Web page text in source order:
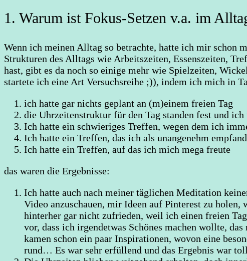
1. Warum ist Fokus-Setzen v.a. im
Wenn ich meinen Alltag so betrachte, hatte ich mir schon
Strukturen des Alltags wie Arbeitszeiten, Essenszeiten,
hast, gibt es da noch so einige mehr wie Spielzeiten,
startete ich eine Art Versuchsreihe ;)), indem ich mich in
ich hatte gar nichts geplant an (m)einem freien Tag
die Uhrzeitenstruktur für den Tag standen fest und
Ich hatte ein schwieriges Treffen, wegen dem ich
Ich hatte ein Treffen, das ich als unangenehm
Ich hatte ein Treffen, auf das ich mich mega freute
das waren die Ergebnisse:
Ich hatte auch nach meiner täglichen Meditation
Video anzuschauen, mir Ideen auf Pinterest zu
hinterher gar nicht zufrieden, weil ich einen freien
vor, dass ich irgendetwas Schönes machen wollte,
kamen schon ein paar Inspirationen, wovon eine
rund… Es war sehr erfüllend und das Ergebnis war